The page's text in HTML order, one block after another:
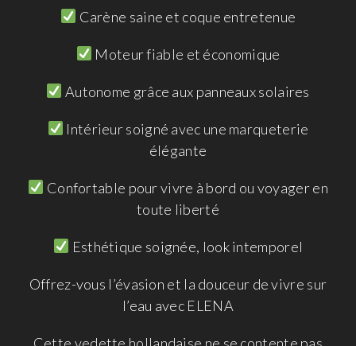
Carène saine et coque entretenue
Moteur fiable et économique
Autonome grâce aux panneaux solaires
Intérieur soigné avec une marqueterie
élégante
Confortable pour vivre à bord ou voyager en
toute liberté
Esthétique soignée, look intemporel
Offrez-vous l’évasion et la douceur de vivre sur
l’eau avec ELENA